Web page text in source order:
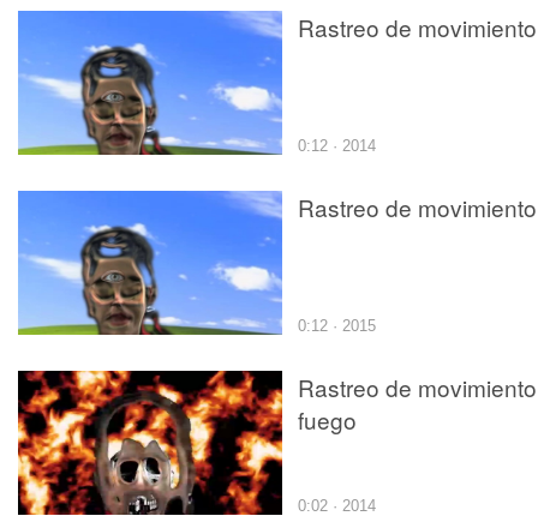
Rastreo de
0:12 · 2014
Rastreo de
0:12 · 2015
Rastreo de
fuego
0:02 · 2014